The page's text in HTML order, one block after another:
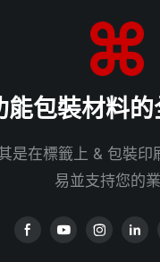
能包裝材料
是在標籤上 & 包裝
易並支持您的